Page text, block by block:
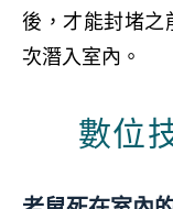
後，才能封堵之
次潛入室內。
位技術